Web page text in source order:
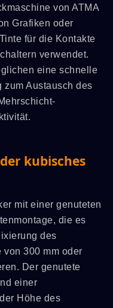
von ATMA
Grafiken oder
für die Kontakte
verwendet.
eine schnelle
zum Austausch des
kubisches
mit einer genuteten
die es
des
300 mm oder
Der genutete
einer
Höhe des